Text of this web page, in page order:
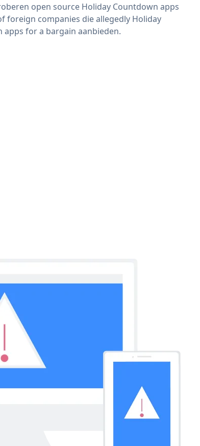
open source Holiday Countdown apps
foreign companies die allegedly Holiday
apps for a bargain aanbieden.